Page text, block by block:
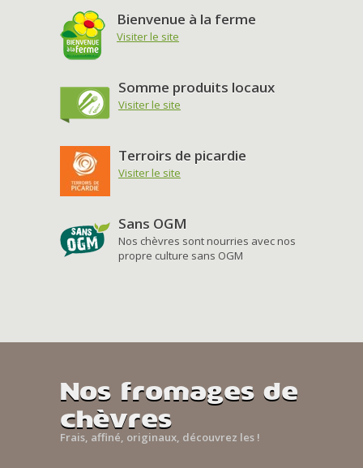
Bienvenue à la ferme
Visiter le site
Somme produits locaux
Visiter le site
Terroirs de picardie
Visiter le site
Sans OGM
Nos chèvres sont nourries avec nos
propre culture sans OGM
Nos fromages de
chèvres
Frais, affiné, originaux, découvrez les !